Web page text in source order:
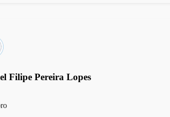
Filipe Pereira Lopes